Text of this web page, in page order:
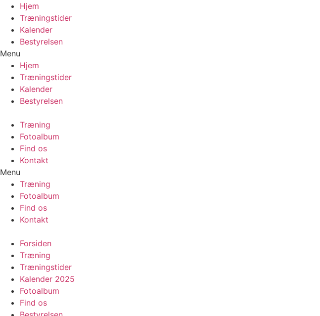
Videre
indhold
Hjem
Træningstider
Kalender
Bestyrelsen
Menu
Hjem
Træningstider
Kalender
Bestyrelsen
Træning
Fotoalbum
Find os
Kontakt
Menu
Træning
Fotoalbum
Find os
Kontakt
Forsiden
Træning
Træningstider
Kalender 2025
Fotoalbum
Find os